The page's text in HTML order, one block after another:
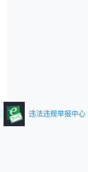
违法违规举报中心